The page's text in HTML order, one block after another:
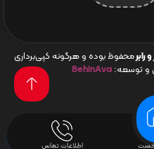
اطلاعات تماس
رابرمحفوظ بوده و هرگونه کپی‌برداری
و توسعه: BehinAva